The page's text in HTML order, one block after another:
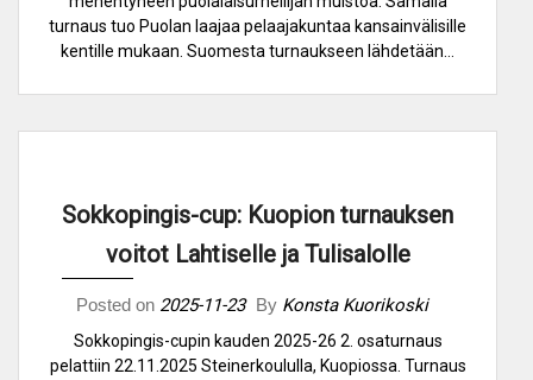
turnaus tuo Puolan laajaa pelaajakuntaa kansainvälisille
kentille mukaan. Suomesta turnaukseen lähdetään…
Sokkopingis-cup: Kuopion turnauksen
voitot Lahtiselle ja Tulisalolle
Posted on 2025-11-23 By Konsta Kuorikoski
Sokkopingis-cupin kauden 2025-26 2. osaturnaus
pelattiin 22.11.2025 Steinerkoululla, Kuopiossa. Turnaus